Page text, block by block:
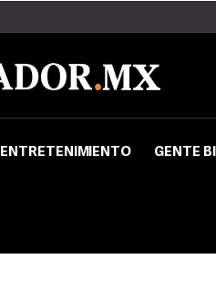
ENTRETENIMIENTO GENTE